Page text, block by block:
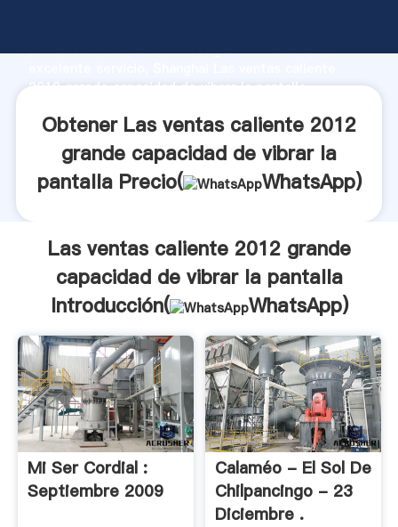
producción, fuerza de investigación avanzada y
2012 grande capacidad de vibrar la pantalla
clientes.
Obtener Las ventas caliente 2012
grande capacidad de vibrar la
pantalla Precio(
WhatsApp)
Las ventas caliente 2012 grande
capacidad de vibrar la pantalla
Introducción(
WhatsApp)
Mi Ser Cordial :
Septiembre 2009
Calaméo - El Sol De
Chilpancingo - 23
Diciembre .